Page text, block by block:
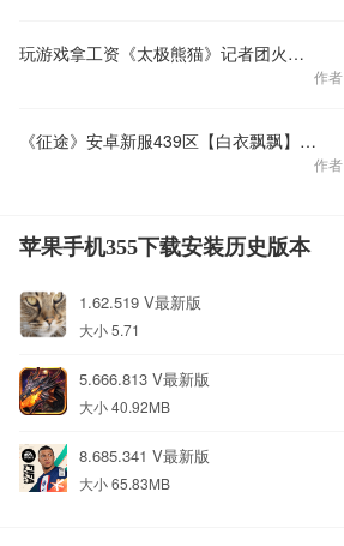
玩游戏拿工资《太极熊猫》记者团火爆招募
作
《征途》安卓新服439区【白衣飘飘】开启
作
苹果手机355下载安装历史版本
1.62.519 V最新版
大小 5.71
5.666.813 V最新版
大小 40.92MB
8.685.341 V最新版
大小 65.83MB